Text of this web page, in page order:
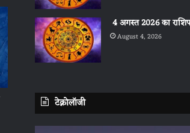
4 अगस्त 2026 का
August 4, 2026
टेक्नोलॉजी